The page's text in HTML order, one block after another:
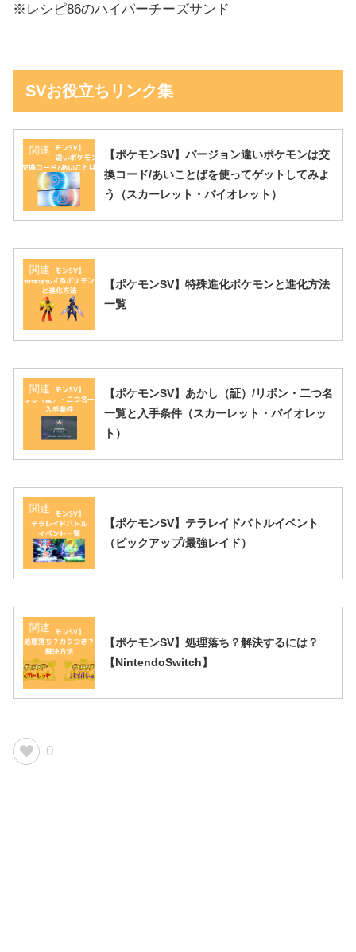
※レシピ86のハイパーチーズサンド
SVお役立ちリンク集
関連
【ポケモンSV】バージョン違いポケモンは交
換コード/あいことばを使ってゲットしてみよ
う（スカーレット・バイオレット）
関連
【ポケモンSV】特殊進化ポケモンと進化方法
一覧
関連
【ポケモンSV】あかし（証）/リボン・二つ名
一覧と入手条件（スカーレット・バイオレッ
ト）
関連
【ポケモンSV】テラレイドバトルイベント
（ピックアップ/最強レイド）
関連
【ポケモンSV】処理落ち？解決するには？
【NintendoSwitch】
0